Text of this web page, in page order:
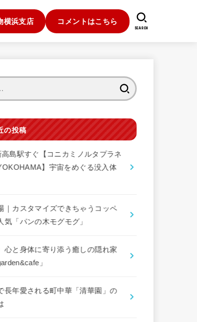
横浜支店 コメントはこちら
SEARCH
の投稿
高島駅すぐ【コニカミノルタプラネ
】宇宙をめぐる没入体
｜カスタマイズできちゃうコッペ
気「パンの木モグモグ」
心と身体に寄り添う癒しの隠れ家
」
長年愛される町中華「清華園」の